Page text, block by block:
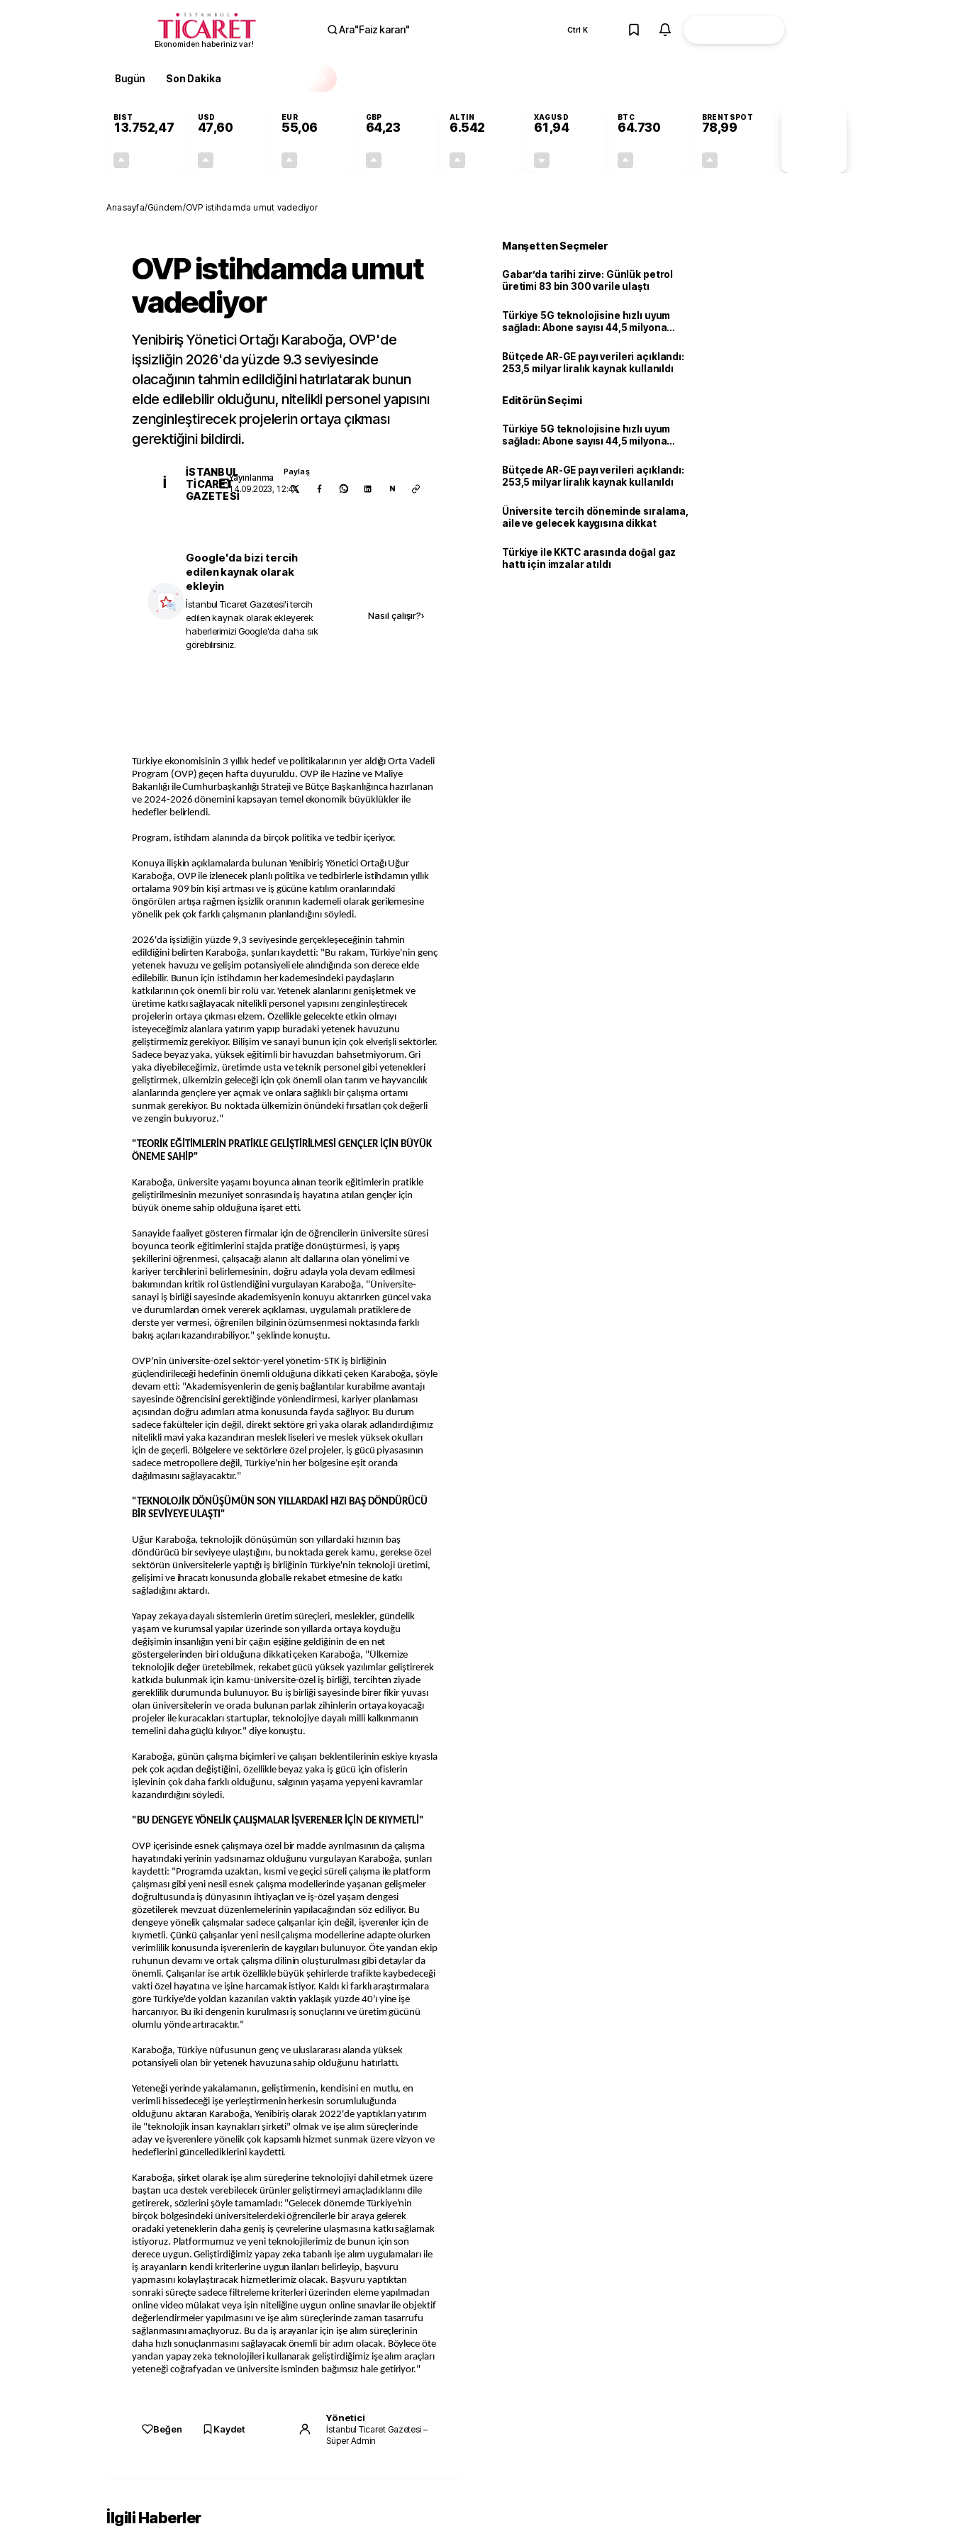
Ekonomiden haberiniz var!
Ara"Faiz kararı" Ctrl K
Bugün Son Dakika
BIST
13.752,47
USD
47,60
EUR
55,06
GBP
64,23
ALTIN
6.542
XAGUSD
61,94
BTC
64.730
BRENTSPOT
78,99
Anasayfa/Gündem/OVP istihdamda umut vadediyor
OVP istihdamda umut
vadediyor
Yenibiriş Yönetici Ortağı Karaboğa, OVP'de
işsizliğin 2026'da yüzde 9.3 seviyesinde
olacağının tahmin edildiğini hatırlatarak bunun
elde edilebilir olduğunu, nitelikli personel yapısını
zenginleştirecek projelerin ortaya çıkması
gerektiğini bildirdi.
İ
İSTANBUL
TICARET
GAZETESI
Yayınlanma
14.09.2023, 12:41
Paylaş
N
Google'da bizi tercih
edilen kaynak olarak
ekleyin
İstanbul Ticaret Gazetesi'i tercih
edilen kaynak olarak ekleyerek
haberlerimizi Google'da daha sık
görebilirsiniz.
Nasıl çalışır?›
Türkiye ekonomisinin 3 yıllık hedef ve politikalarının yer aldığı Orta Vadeli
Program (OVP) geçen hafta duyuruldu. OVP ile Hazine ve Maliye
Bakanlığı ile Cumhurbaşkanlığı Strateji ve Bütçe Başkanlığınca hazırlanan
ve 2024-2026 dönemini kapsayan temel ekonomik büyüklükler ile
hedefler belirlendi.
Program, istihdam alanında da birçok politika ve tedbir içeriyor.
Konuya ilişkin açıklamalarda bulunan Yenibiriş Yönetici Ortağı Uğur
Karaboğa, OVP ile izlenecek planlı politika ve tedbirlerle istihdamın yıllık
ortalama 909 bin kişi artması ve iş gücüne katılım oranlarındaki
öngörülen artışa rağmen işsizlik oranının kademeli olarak gerilemesine
yönelik pek çok farklı çalışmanın planlandığını söyledi.
2026'da işsizliğin yüzde 9,3 seviyesinde gerçekleşeceğinin tahmin
edildiğini belirten Karaboğa, şunları kaydetti: "Bu rakam, Türkiye'nin genç
yetenek havuzu ve gelişim potansiyeli ele alındığında son derece elde
edilebilir. Bunun için istihdamın her kademesindeki paydaşların
katkılarının çok önemli bir rolü var. Yetenek alanlarını genişletmek ve
üretime katkı sağlayacak nitelikli personel yapısını zenginleştirecek
projelerin ortaya çıkması elzem. Özellikle gelecekte etkin olmayı
isteyeceğimiz alanlara yatırım yapıp buradaki yetenek havuzunu
geliştirmemiz gerekiyor. Bilişim ve sanayi bunun için çok elverişli sektörler.
Sadece beyaz yaka, yüksek eğitimli bir havuzdan bahsetmiyorum. Gri
yaka diyebileceğimiz, üretimde usta ve teknik personel gibi yetenekleri
geliştirmek, ülkemizin geleceği için çok önemli olan tarım ve hayvancılık
alanlarında gençlere yer açmak ve onlara sağlıklı bir çalışma ortamı
sunmak gerekiyor. Bu noktada ülkemizin önündeki fırsatları çok değerli
ve zengin buluyoruz."
"TEORİK EĞİTİMLERİN PRATİKLE GELİŞTİRİLMESİ GENÇLER İÇİN BÜYÜK
ÖNEME SAHİP"
Karaboğa, üniversite yaşamı boyunca alınan teorik eğitimlerin pratikle
geliştirilmesinin mezuniyet sonrasında iş hayatına atılan gençler için
büyük öneme sahip olduğuna işaret etti.
Sanayide faaliyet gösteren firmalar için de öğrencilerin üniversite süresi
boyunca teorik eğitimlerini stajda pratiğe dönüştürmesi, iş yapış
şekillerini öğrenmesi, çalışacağı alanın alt dallarına olan yönelimi ve
kariyer tercihlerini belirlemesinin, doğru adayla yola devam edilmesi
bakımından kritik rol üstlendiğini vurgulayan Karaboğa, "Üniversite-
sanayi iş birliği sayesinde akademisyenin konuyu aktarırken güncel vaka
ve durumlardan örnek vererek açıklaması, uygulamalı pratiklere de
derste yer vermesi, öğrenilen bilginin özümsenmesi noktasında farklı
bakış açıları kazandırabiliyor." şeklinde konuştu.
OVP'nin üniversite-özel sektör-yerel yönetim-STK iş birliğinin
güçlendirileceği hedefinin önemli olduğuna dikkati çeken Karaboğa, şöyle
devam etti: "Akademisyenlerin de geniş bağlantılar kurabilme avantajı
sayesinde öğrencisini gerektiğinde yönlendirmesi, kariyer planlaması
açısından doğru adımları atma konusunda fayda sağlıyor. Bu durum
sadece fakülteler için değil, direkt sektöre gri yaka olarak adlandırdığımız
nitelikli mavi yaka kazandıran meslek liseleri ve meslek yüksek okulları
için de geçerli. Bölgelere ve sektörlere özel projeler, iş gücü piyasasının
sadece metropollere değil, Türkiye'nin her bölgesine eşit oranda
dağılmasını sağlayacaktır."
"TEKNOLOJİK DÖNÜŞÜMÜN SON YILLARDAKİ HIZI BAŞ DÖNDÜRÜCÜ
BİR SEVİYEYE ULAŞTI"
Uğur Karaboğa, teknolojik dönüşümün son yıllardaki hızının baş
döndürücü bir seviyeye ulaştığını, bu noktada gerek kamu, gerekse özel
sektörün üniversitelerle yaptığı iş birliğinin Türkiye'nin teknoloji üretimi,
gelişimi ve ihracatı konusunda globalle rekabet etmesine de katkı
sağladığını aktardı.
Yapay zekaya dayalı sistemlerin üretim süreçleri, meslekler, gündelik
yaşam ve kurumsal yapılar üzerinde son yıllarda ortaya koyduğu
değişimin insanlığın yeni bir çağın eşiğine geldiğinin de en net
göstergelerinden biri olduğuna dikkati çeken Karaboğa, "Ülkemize
teknolojik değer üretebilmek, rekabet gücü yüksek yazılımlar geliştirerek
katkıda bulunmak için kamu-üniversite-özel iş birliği, tercihten ziyade
gereklilik durumunda bulunuyor. Bu iş birliği sayesinde birer fikir yuvası
olan üniversitelerin ve orada bulunan parlak zihinlerin ortaya koyacağı
projeler ile kuracakları startuplar, teknolojiye dayalı milli kalkınmanın
temelini daha güçlü kılıyor." diye konuştu.
Karaboğa, günün çalışma biçimleri ve çalışan beklentilerinin eskiye kıyasla
pek çok açıdan değiştiğini, özellikle beyaz yaka iş gücü için ofislerin
işlevinin çok daha farklı olduğunu, salgının yaşama yepyeni kavramlar
kazandırdığını söyledi.
"BU DENGEYE YÖNELİK ÇALIŞMALAR İŞVERENLER İÇİN DE KIYMETLİ"
OVP içerisinde esnek çalışmaya özel bir madde ayrılmasının da çalışma
hayatındaki yerinin yadsınamaz olduğunu vurgulayan Karaboğa, şunları
kaydetti: "Programda uzaktan, kısmi ve geçici süreli çalışma ile platform
çalışması gibi yeni nesil esnek çalışma modellerinde yaşanan gelişmeler
doğrultusunda iş dünyasının ihtiyaçları ve iş-özel yaşam dengesi
gözetilerek mevzuat düzenlemelerinin yapılacağından söz ediliyor. Bu
dengeye yönelik çalışmalar sadece çalışanlar için değil, işverenler için de
kıymetli. Çünkü çalışanlar yeni nesil çalışma modellerine adapte olurken
verimlilik konusunda işverenlerin de kaygıları bulunuyor. Öte yandan ekip
ruhunun devamı ve ortak çalışma dilinin oluşturulması gibi detaylar da
önemli. Çalışanlar ise artık özellikle büyük şehirlerde trafikte kaybedeceği
vakti özel hayatına ve işine harcamak istiyor. Kaldı ki farklı araştırmalara
göre Türkiye'de yoldan kazanılan vaktin yaklaşık yüzde 40'ı yine işe
harcanıyor. Bu iki dengenin kurulması iş sonuçlarını ve üretim gücünü
olumlu yönde artıracaktır."
Karaboğa, Türkiye nüfusunun genç ve uluslararası alanda yüksek
potansiyeli olan bir yetenek havuzuna sahip olduğunu hatırlattı.
Yeteneği yerinde yakalamanın, geliştirmenin, kendisini en mutlu, en
verimli hissedeceği işe yerleştirmenin herkesin sorumluluğunda
olduğunu aktaran Karaboğa, Yenibiriş olarak 2022'de yaptıkları yatırım
ile "teknolojik insan kaynakları şirketi" olmak ve işe alım süreçlerinde
aday ve işverenlere yönelik çok kapsamlı hizmet sunmak üzere vizyon ve
hedeflerini güncellediklerini kaydetti.
Karaboğa, şirket olarak işe alım süreçlerine teknolojiyi dahil etmek üzere
baştan uca destek verebilecek ürünler geliştirmeyi amaçladıklarını dile
getirerek, sözlerini şöyle tamamladı: "Gelecek dönemde Türkiye'nin
birçok bölgesindeki üniversitelerdeki öğrencilerle bir araya gelerek
oradaki yeteneklerin daha geniş iş çevrelerine ulaşmasına katkı sağlamak
istiyoruz. Platformumuz ve yeni teknolojilerimiz de bunun için son
derece uygun. Geliştirdiğimiz yapay zeka tabanlı işe alım uygulamaları ile
iş arayanların kendi kriterlerine uygun ilanları belirleyip, başvuru
yapmasını kolaylaştıracak hizmetlerimiz olacak. Başvuru yaptıktan
sonraki süreçte sadece filtreleme kriterleri üzerinden eleme yapılmadan
online video mülakat veya işin niteliğine uygun online sınavlar ile objektif
değerlendirmeler yapılmasını ve işe alım süreçlerinde zaman tasarrufu
sağlanmasını amaçlıyoruz. Bu da iş arayanlar için işe alım süreçlerinin
daha hızlı sonuçlanmasını sağlayacak önemli bir adım olacak. Böylece öte
yandan yapay zeka teknolojileri kullanarak geliştirdiğimiz işe alım araçları
yeteneği coğrafyadan ve üniversite isminden bağımsız hale getiriyor."
Beğen Kaydet
Yönetici
İstanbul Ticaret Gazetesi –
Süper Admin
Manşetten Seçmeler
Gabar’da tarihi zirve: Günlük petrol
üretimi 83 bin 300 varile ulaştı
Türkiye 5G teknolojisine hızlı uyum
sağladı: Abone sayısı 44,5 milyona
Bütçede AR-GE payı verileri açıklandı:
253,5 milyar liralık kaynak kullanıldı
Editörün Seçimi
Türkiye 5G teknolojisine hızlı uyum
sağladı: Abone sayısı 44,5 milyona
Bütçede AR-GE payı verileri açıklandı:
253,5 milyar liralık kaynak kullanıldı
Üniversite tercih döneminde sıralama,
aile ve gelecek kaygısına dikkat
Türkiye ile KKTC arasında doğal gaz
hattı için imzalar atıldı
İlgili Haberler